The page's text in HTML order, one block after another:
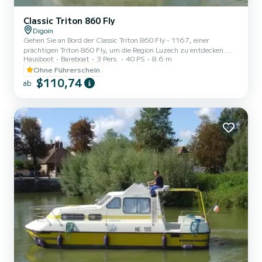
Classic Triton 860 Fly
Digoin
Gehen Sie an Bord der Classic Triton 860 Fly - 1167, einer
prächtigen Triton 860 Fly, um die Region Luzech zu entdecken.
Dieses Boot bietet Komfort und Leistung auf See. Das Boot verfügt
über 1 komfortable Kabine und eine Bootskapazität von 5
Personen. Mit einer Gesamtlänge von 8,6 Metern ist es Ihr bester
Verbündeter für einen außergewöhnlichen Urlaub auf dem Wasser
Reservierungsanfrage klicken Sie auf die Schaltfläche „Angebot
anfordern“....
Hausboot Bareboat 3 Pers. 40 PS
8.6 m
Ohne Führerschein
ab $110,74